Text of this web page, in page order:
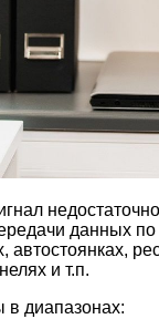
данных
и т.п.
в диапазонах: